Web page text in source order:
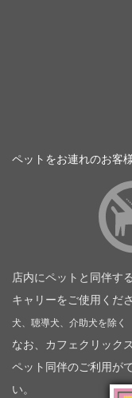
ペットをお連れのお客
店内にペットと同伴す
キャリーをご使用くだ
犬、聴導犬、介助犬を除く
なお、カフェクリック
ペット同伴のご利用が
い。